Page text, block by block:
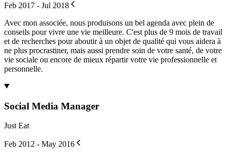
Feb 2017 - Jul 2018
Avec mon associée, nous produisons un bel agenda avec plein de
conseils pour vivre une vie meilleure. C'est plus de 9 mois de travail
et de recherches pour aboutir à un objet de qualité qui vous aidera à
ne plus procrastiner, mais aussi prendre soin de votre santé, de votre
vie sociale ou encore de mieux répartir votre vie professionnelle et
personnelle.
Social Media Manager
Just Eat
Feb 2012 - May 2016